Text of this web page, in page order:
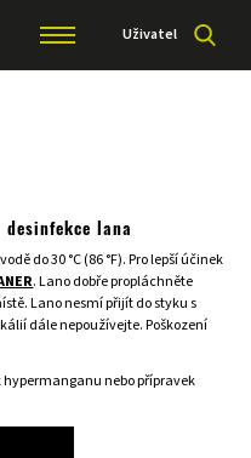
Uživatel
lana
do 30 °C (86 °F). Pro lepší účinek
. Lano dobře propláchněte
Lano nesmí přijít do styku s
dále nepoužívejte. Poškození
hypermanganu nebo přípravek